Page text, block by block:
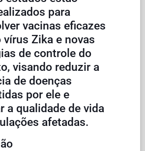
para
vacinas eficazes
vírus Zika e novas
de controle do
visando reduzir a
de doenças
por ele e
a qualidade de vida
afetadas.